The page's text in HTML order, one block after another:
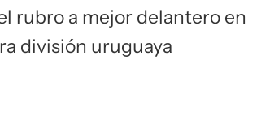
rubro a mejor delantero en
división uruguaya